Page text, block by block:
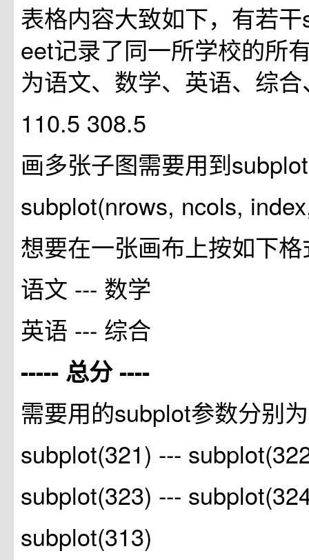
表格内容大致如下，有若
eet记录了同一所学校的所
为语文、数学、英语、综
110.5 308.5
画多张子图需要用到
subplot(nrows, ncols,
想要在一张画布上按如下
语文 --- 数学
英语 --- 综合
----- 总分 ----
需要用的subplot参数分别为
subplot(321) ---
subplot(323) ---
subplot(313)